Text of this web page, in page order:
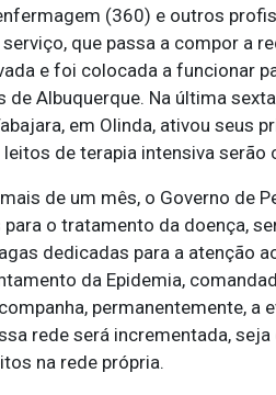
(360) e outros
que passa a compor a
e foi colocada a funcionar
de Albuquerque. Na última
em Olinda, ativou seus
de terapia intensiva
mais de um mês, o Governo de
o tratamento da doença,
dedicadas para a atenção
da Epidemia,
permanentemente, a
rede será incrementada,
na rede própria.